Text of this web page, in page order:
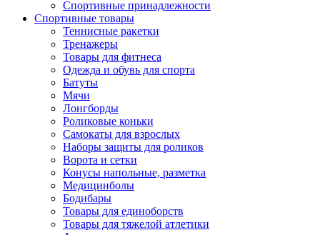
Спортивные принадлежности
Спортивные товары
Теннисные ракетки
Тренажеры
Товары для фитнеса
Одежда и обувь для спорта
Батуты
Мячи
Лонгборды
Роликовые коньки
Самокаты для взрослых
Наборы защиты для роликов
Ворота и сетки
Конусы напольные, разметка
Медицинболы
Бодибары
Товары для единоборств
Товары для тяжелой атлетики